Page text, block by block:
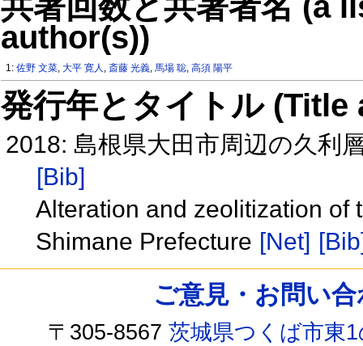
author(s))
1:佐野 文菜,大平 寛人 ,斎藤 光義,馬場 聡,高須 陽平
発行年とタイトル
2018: 島根県大田市周辺の久利
[Bib]
Alteration and zeolitization of
Shimane Prefecture [Net]
ご意見・お問い
〒305-8567茨城県つくば市東